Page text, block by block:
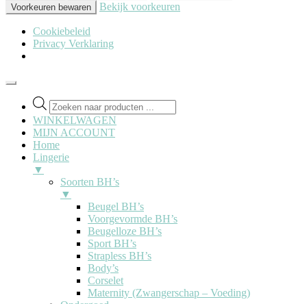
Voorkeuren bewaren
Bekijk voorkeuren
Cookiebeleid
Privacy Verklaring
Producten
zoeken
WINKELWAGEN
MIJN ACCOUNT
Home
Lingerie
▼
Soorten BH’s
▼
Beugel BH’s
Voorgevormde BH’s
Beugelloze BH’s
Sport BH’s
Strapless BH’s
Body’s
Corselet
Maternity (Zwangerschap – Voeding)